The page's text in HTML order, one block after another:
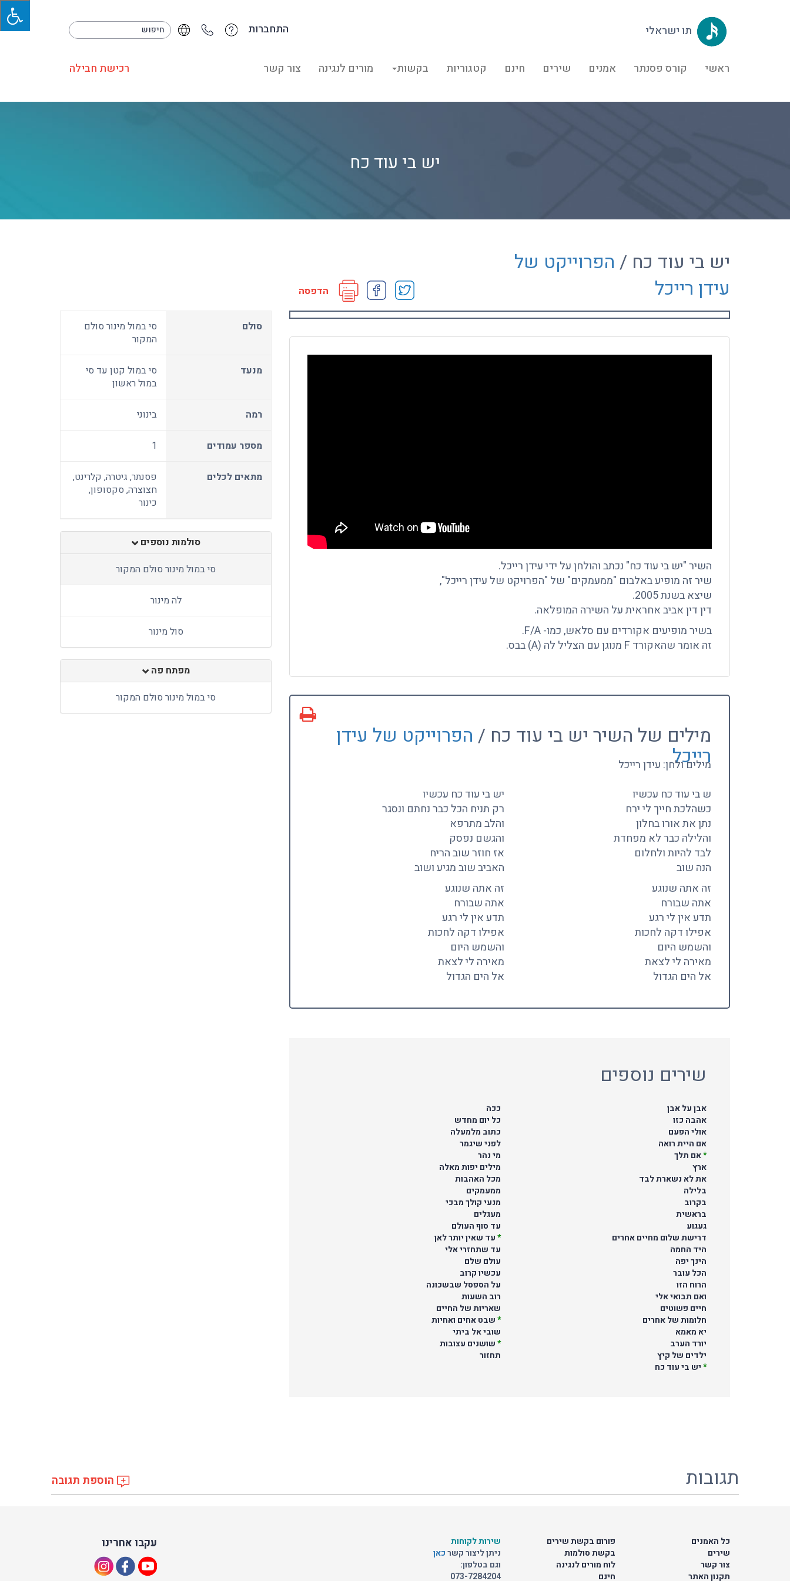
התחברות תו ישראלי
ראשי קורס פסנתר אמנים שירים חינם קטגוריות בקשות מורים לנגינה צור קשר רכישת חבילה
יש בי עוד כח
יש בי עוד כח / הפרוייקט של
עידן רייכל
הדפסה
סולם
סי במול מינור סולם
המקור
מנעד
סי במול קטן עד סי
במול ראשון
רמה בינוני
מספר עמודים 1
מתאים לכלים
פסנתר, גיטרה, קלרינט,
חצוצרה, סקסופון,
כינור
סולמות נוספים
סי במול מינור סולם המקור
לה מינור
סול מינור
מפתח פה
סי במול מינור סולם המקור
השיר "יש בי עוד כח" נכתב והולחן על ידי עידן רייכל.
שיר זה מופיע באלבום "ממעמקים" של "הפרויקט של עידן רייכל",
שיצא בשנת 2005.
דין דין אביב אחראית על השירה המופלאה.
בשיר מופיעים אקורדים עם סלאש, כמו- F/A.
זה אומר שהאקורד F מנוגן עם הצליל לה (A) בבס.
מילים של השיר יש בי עוד כח / הפרוייקט של עידן
רייכל
מילים ולחן: עידן רייכל
ש בי עוד כח עכשיו
כשהלכת חייך לי ירח
נתן את אורו בחלון
והלילה כבר לא מפחדת
לבד להיות ולחלום
הנה שוב
זה אתה שנוגע
אתה שבורח
תדע אין לי רגע
אפילו דקה לחכות
והשמש היום
מאירה לי לצאת
אל הים הגדול
יש בי עוד כח עכשיו
רק תניח הכל כבר נחתם ונסגר
והלב מתרפא
והגשם נפסק
אז חוזר שוב הריח
האביב שוב מגיע ושוב
זה אתה שנוגע
אתה שבורח
תדע אין לי רגע
אפילו דקה לחכות
והשמש היום
מאירה לי לצאת
אל הים הגדול
שירים נוספים
ככה
כל יום מחדש
כתוב מלמעלה
לפני שיגמר
מי נהר
מילים יפות מאלה
מכל האהבות
ממעמקים
מנעי קולך מבכי
מעגלים
עד סוף העולם
*עד שאין יותר לאן
עד שתחזרי אלי
עולם שלם
עכשיו קרוב
על הספסל שבשכונה
רוב השעות
שאריות של החיים
*שבט אחים ואחיות
שובי אל ביתי
*שושנים עצובות
תחזור
אבן על אבן
אהבה כזו
אולי הפעם
אם היית רואה
*אם תלך
ארץ
את לא נשארת לבד
בלילה
בקרוב
בראשית
געגוע
דרישת שלום מחיים אחרים
היד החמה
הינך יפה
הכל עובר
הרוח הזו
ואם תבואי אלי
חיים פשוטים
חלומות של אחרים
יא מאמא
יורד הערב
ילדים של קיץ
*יש בי עוד כח
תגובות הוספת תגובה
עקבו אחרינו
שירות לקוחות
ניתן ליצור קשרכאן
וגם בטלפון:
073-7284204
פורום בקשת שירים
בקשת סולמות
לוח מורים לנגינה
חינם
כל האמנים
שירים
צור קשר
תקנון האתר